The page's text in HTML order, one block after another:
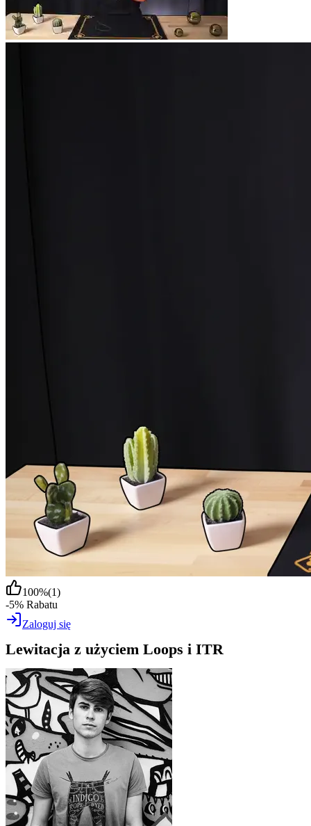
100%(1)
-5% Rabatu
Zaloguj się
Lewitacja z użyciem Loops i ITR